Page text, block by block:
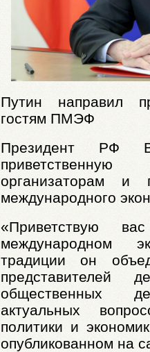
Путин направил
гостям ПМЭФ
Президент РФ
организаторам и
международного
«Приветствую
международном
традиции он
представителей
общественных
актуальных
политики и
опубликованном на